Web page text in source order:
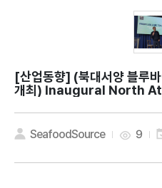
[산업동향]
개최) Inaugural North
eafood industry via
n SeafoodSource 9